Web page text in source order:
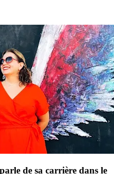
de sa carrière dans le